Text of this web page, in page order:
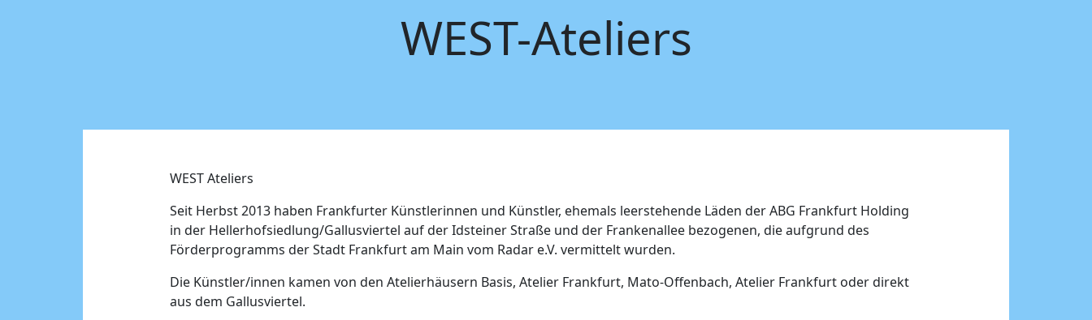
WEST-Ateliers
WEST Ateliers
Seit Herbst 2013 haben Frankfurter Künstlerinnen und Künstler, ehemals leerstehende Läden der ABG Frankfurt Holding
in der Hellerhofsiedlung/Gallusviertel auf der Idsteiner Straße und der Frankenallee bezogenen, die aufgrund des
Förderprogramms der Stadt Frankfurt am Main vom Radar e.V. vermittelt wurden.
Die Künstler/innen kamen von den Atelierhäusern Basis, Atelier Frankfurt, Mato-Offenbach, Atelier Frankfurt oder direkt
aus dem Gallusviertel.